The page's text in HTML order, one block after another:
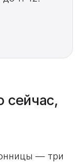
сейчас,
— три